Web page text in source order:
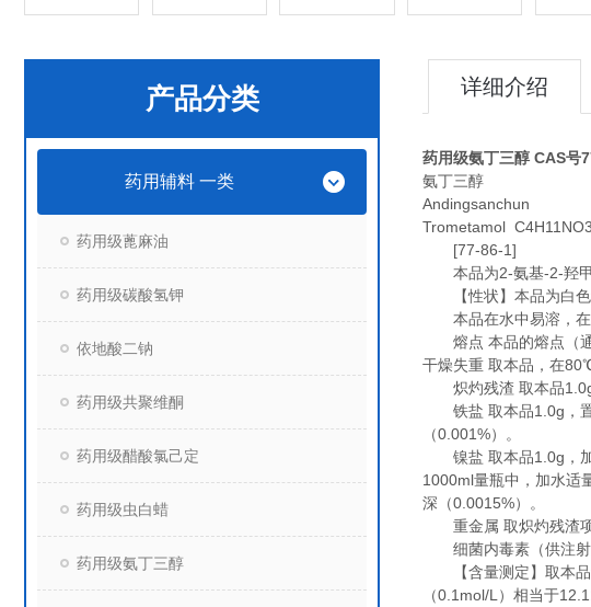
产品分类
药用辅料 一类
药用级蓖麻油
药用级碳酸氢钾
依地酸二钠
药用级共聚维酮
药用级醋酸氯己定
药用级虫白蜡
药用级氨丁三醇
详细介绍
药用级氨丁三醇 CAS号
氨丁三醇
Andingsanchun
Trometamol
[77-86-1]
本品为2-氨基-2-羟甲
【性状】本品为白色
本品在水中易溶，在
熔点 本品的熔点（通
干燥失重 取本品，在
炽灼残渣 取本品1.0g
铁盐 取本品1.0g，置
（0.001%）。
镍盐 取本品1.0g，加
1000ml量瓶中，加水适
深（0.0015%）。
重金属 取炽灼残渣项
细菌内毒素（供注射
【含量测定】取本品
（0.1mol/L）相当于